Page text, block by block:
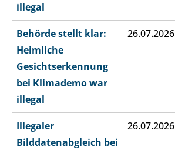
illegal
Behörde stellt klar:
Heimliche
Gesichtserkennung
bei Klimademo war
illegal
26.07.2026
Illegaler
Bilddatenabgleich bei
26.07.2026